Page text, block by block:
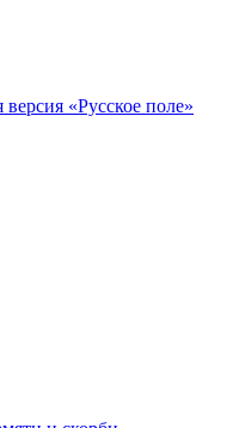
«Русское поле»